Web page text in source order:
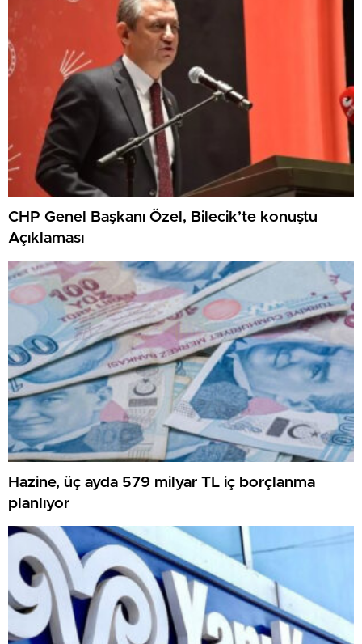
CHP Genel Başkanı Özel, Bilecik’te konuştu
Açıklaması
Hazine, üç ayda 579 milyar TL iç borçlanma
planlıyor